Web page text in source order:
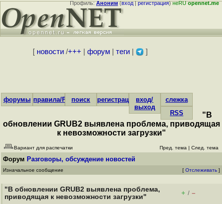
Профиль:Аноним(вход|регистрация)неRUopennet.me
[ новости/+++ форум| теги| ]
форумы правила/FAQпоиск регистрациявход/
выход
слежка
RSS
"В
обновлении GRUB2 выявлена проблема, приводящая
к невозможности загрузки"
Вариант для распечатки Пред. тема | След. тема
Форум Разговоры, обсуждение новостей
Изначальное сообщение [ Отслеживать ]
"В обновлении GRUB2 выявлена проблема,
приводящая к невозможности загрузки"
+ / –